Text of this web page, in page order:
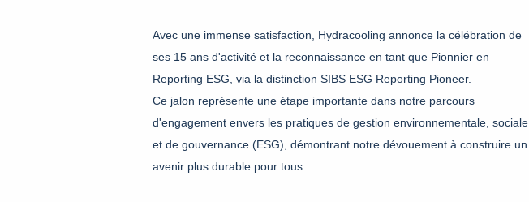
Avec une immense satisfaction, Hydracooling annonce la célébration de
ses 15 ans d'activité et la reconnaissance en tant que Pionnier en
Reporting ESG, via la distinction SIBS ESG Reporting Pioneer.
Ce jalon représente une étape importante dans notre parcours
d'engagement envers les pratiques de gestion environnementale, sociale
et de gouvernance (ESG), démontrant notre dévouement à construire un
avenir plus durable pour tous.